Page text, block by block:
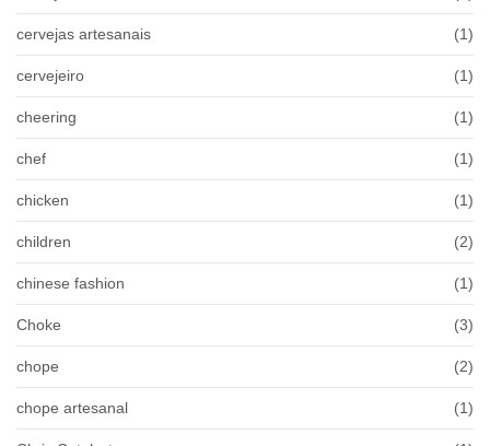
cervejas artesanais (1)
cervejeiro (1)
cheering (1)
chef (1)
chicken (1)
children (2)
chinese fashion (1)
Choke (3)
chope (2)
chope artesanal (1)